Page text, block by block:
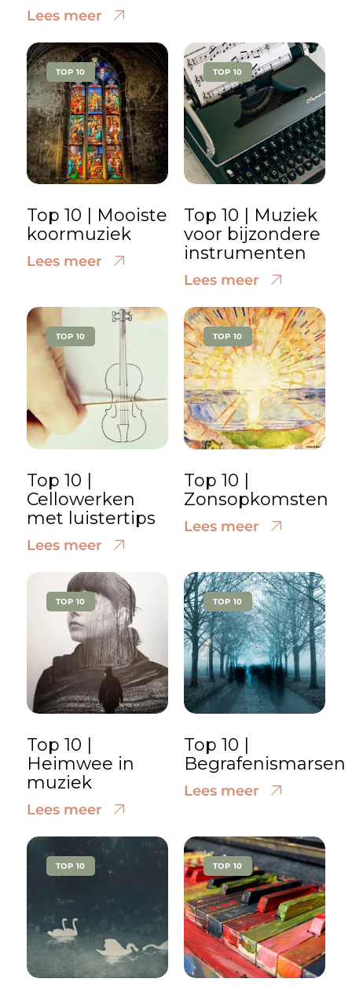
Lees meer
TOP 10
Top 10 | Mooiste
koormuziek
Lees meer
TOP 10
Top 10 | Muziek
voor bijzondere
instrumenten
Lees meer
TOP 10
Top 10 |
Cellowerken
met luistertips
Lees meer
TOP 10
Top 10 |
Zonsopkomsten
Lees meer
TOP 10
Top 10 |
Heimwee in
muziek
Lees meer
TOP 10
Top 10 |
Begrafenismarsen
Lees meer
TOP 10 TOP 10